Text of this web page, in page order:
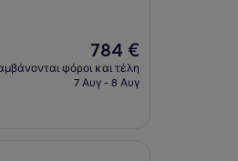
Η
τιμή
είναι
784 €
φόροι και τέλη
7 Αυγ - 8 Αυγ